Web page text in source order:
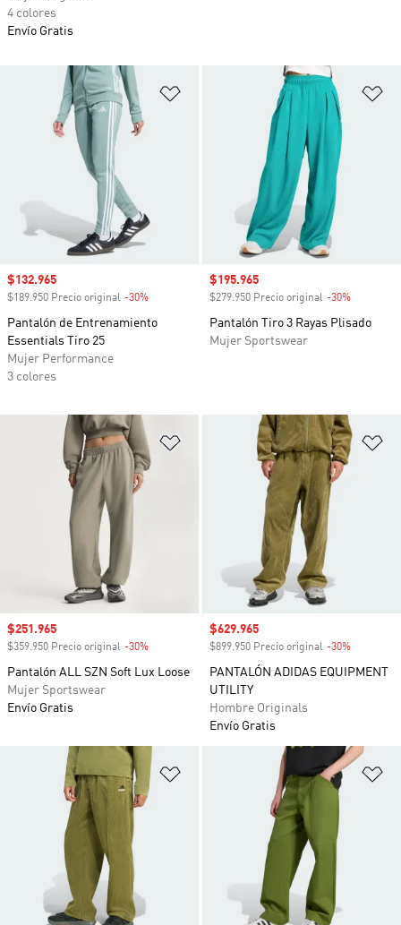
Añadir a la lista de deseos
Precio de venta
$132.965
$189.950 Precio original -30%
Pantalón de Entrenamiento
Essentials Tiro 25
Mujer Performance
3 colores
Precio de venta
$195.965
$279.950 Precio original -30%
Pantalón Tiro 3 Rayas Plisado
Mujer Sportswear
Añadir a la lista de deseos
Precio de venta
$251.965
$359.950 Precio original -30%
Pantalón ALL SZN Soft Lux Loose
Mujer Sportswear
Envío Gratis
Precio de venta
$629.965
$899.950 Precio original -30%
PANTALÓN ADIDAS EQUIPMENT
UTILITY
Hombre Originals
Envío Gratis
Añadir a la lista de deseos
4 colores
Envío Gratis